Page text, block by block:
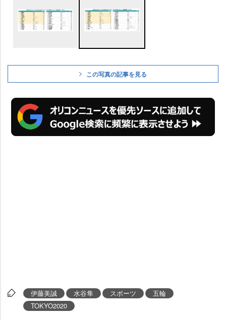
この写真の記事を見る
伊藤美誠 水谷隼 スポーツ
五輪
TOKYO2020